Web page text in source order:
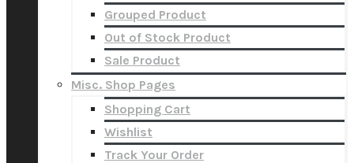
Grouped Product
Out of Stock Product
Sale Product
Misc. Shop Pages
Shopping Cart
Wishlist
Track Your Order